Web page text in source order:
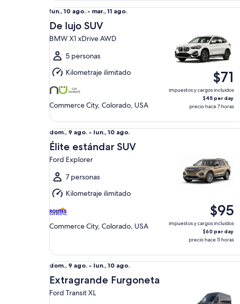
Del
lun.,
10
ago.
al
mar.,
11
ago.
lun., 10 ago. - mar., 11 ago.
De lujo SUV
BMW X1 xDrive AWD
5 personas
Kilometraje ilimitado
Commerce City, Colorado, USA
$71
impuestos y cargos incluidos
$45 per day
precio hace 7 horas
De lujo SUV BMW X1 xDrive AWD
Del
dom.,
9
ago.
al
lun.,
10
ago.
dom., 9 ago. - lun., 10 ago.
Élite estándar SUV
Ford Explorer
7 personas
Kilometraje ilimitado
Commerce City, Colorado, USA
$95
impuestos y cargos incluidos
$60 per day
precio hace 11 horas
Élite estándar SUV Ford Explorer
Del
dom.,
9
ago.
dom., 9 ago. - lun., 10 ago.
Extragrande Furgoneta
Ford Transit XL
Extragrande Furgoneta Ford Transit XL